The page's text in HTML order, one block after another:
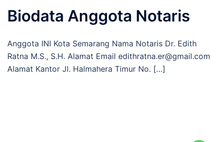
Biodata Anggota Notaris
Anggota INI Kota Semarang Nama Notaris Dr. Edith
Ratna M.S., S.H. Alamat Email edithratna.er@gmail.com
Alamat Kantor Jl. Halmahera Timur No. […]